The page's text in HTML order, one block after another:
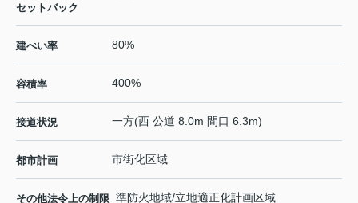
セットバック
建ぺい率 80%
容積率 400%
接道状況 一方(西 公道 8.0m 間口 6.3m)
都市計画 市街化区域
その他法令上の制限 準防火地域/立地適正化計画区域